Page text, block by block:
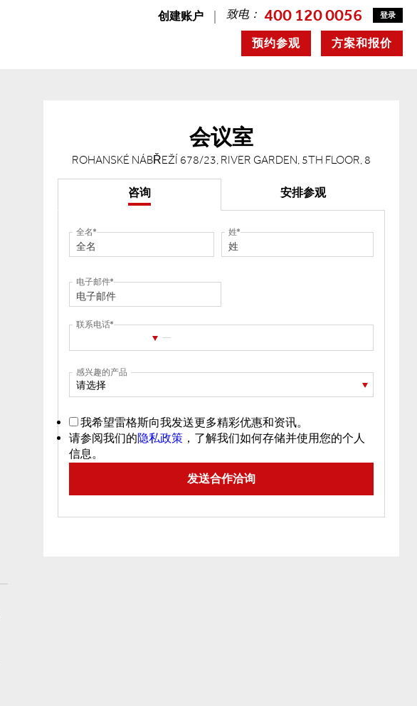
创建账户 致电： 400 120 0056 登录
方案和报价
预约参观
会议室
ROHANSKÉ NÁBŘEŽÍ 678/23, RIVER GARDEN, 5TH FLOOR, 8
咨询 安排参观
全名 姓
电子邮件
联系电话
感兴趣的产品
请选择
我希望雷格斯向我发送更多精彩优惠和资讯。
请参阅我们的隐私政策 ，了解我们如何存储并使用您的个人
信息。